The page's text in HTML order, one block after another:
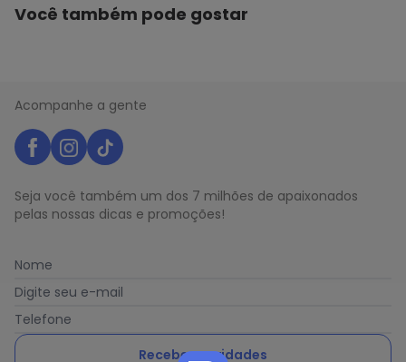
Você também pode gostar
Acompanhe a gente
Seja você também um dos 7 milhões de apaixonados
pelas nossas dicas e promoções!
Nome
Digite seu e-mail
Telefone
Receber novidades